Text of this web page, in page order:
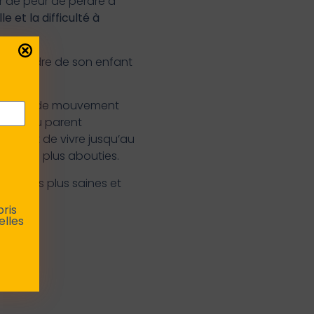
et la difficulté à
attendre de son enfant
rituel de mouvement
du parent
de vivre jusqu’au
plus abouties.
plus saines et